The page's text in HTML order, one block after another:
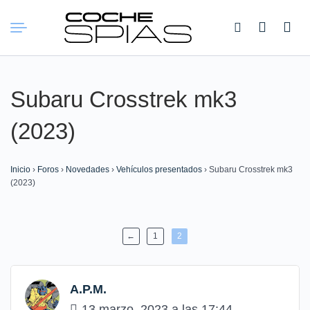
Buscar:
Subaru Crosstrek mk3
(2023)
Inicio › Foros › Novedades › Vehículos presentados › Subaru Crosstrek mk3
(2023)
← 1 2
A.P.M.